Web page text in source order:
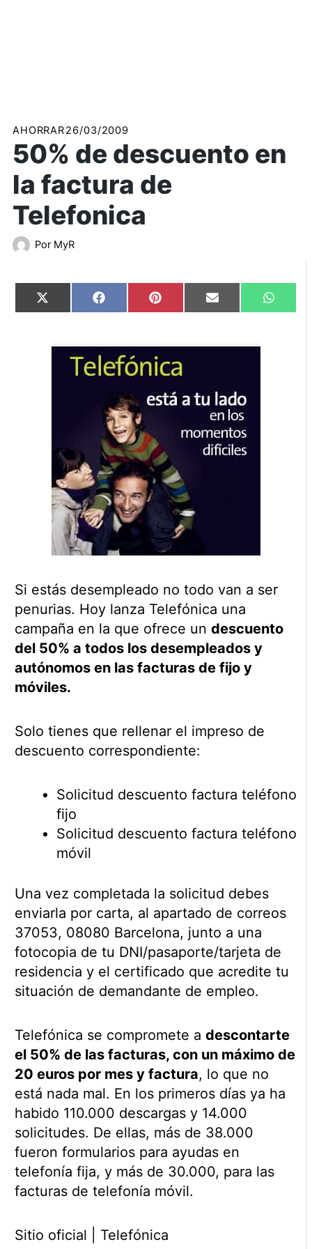
AHORRAR26/03/2009
50% de descuento en
la factura de
Telefonica
Por MyR
Compartir
en
X
(Twitter)
Compartir
en
Facebook Compartir
en
Pinterest Compartir
en
Email
en
Si estás desempleado no todo van a ser
penurias. Hoy lanza Telefónica una
campaña en la que ofrece un descuento
del 50% a todos los desempleados y
autónomos en las facturas de fijo y
móviles.
Solo tienes que rellenar el impreso de
descuento correspondiente:
Solicitud descuento factura teléfono
fijo
Solicitud descuento factura teléfono
móvil
Una vez completada la solicitud debes
enviarla por carta, al apartado de correos
37053, 08080 Barcelona, junto a una
fotocopia de tu DNI/pasaporte/tarjeta de
residencia y el certificado que acredite tu
situación de demandante de empleo.
Telefónica se compromete a descontarte
el 50% de las facturas, con un máximo de
20 euros por mes y factura, lo que no
está nada mal. En los primeros días ya ha
habido 110.000 descargas y 14.000
solicitudes. De ellas, más de 38.000
fueron formularios para ayudas en
telefonía fija, y más de 30.000, para las
facturas de telefonía móvil.
Sitio oficial | Telefónica